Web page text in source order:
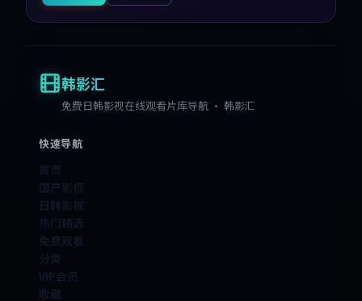
韩影汇
免费日韩影视在线观看片库导航 · 韩影汇
快速导航
首页
国产影视
日韩影视
热门精选
免费观看
分类
VIP会员
收藏